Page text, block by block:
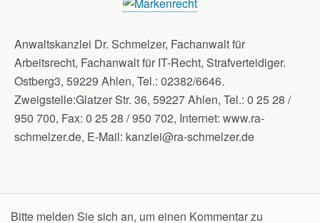
Anwaltskanzlei Dr. Schmelzer, Fachanwalt für
Arbeitsrecht, Fachanwalt für IT-Recht, Strafverteidiger.
Ostberg3, 59229 Ahlen, Tel.: 02382/6646.
Zweigstelle:Glatzer Str. 36, 59227 Ahlen, Tel.: 0 25 28 /
950 700, Fax: 0 25 28 / 950 702, Internet: www.ra-
schmelzer.de, E-Mail: kanzlei@ra-schmelzer.de
Bitte melden Sie sich an, um einen Kommentar zu